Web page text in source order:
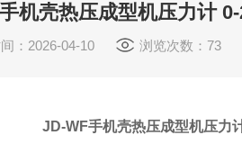
机壳热压成型机压力计
间：2026-04-10 浏览次数：73
JD-WF手机壳热压成型机压力